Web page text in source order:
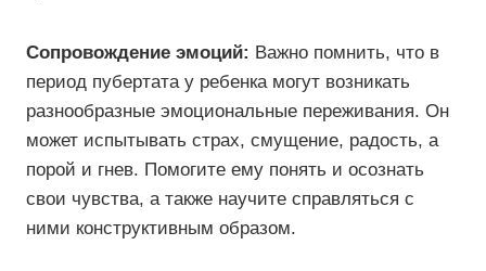
Сопровождение эмоций: Важно помнить, что в
период пубертата у ребенка могут возникать
разнообразные эмоциональные переживания. Он
может испытывать страх, смущение, радость, а
порой и гнев. Помогите ему понять и осознать
свои чувства, а также научите справляться с
ними конструктивным образом.